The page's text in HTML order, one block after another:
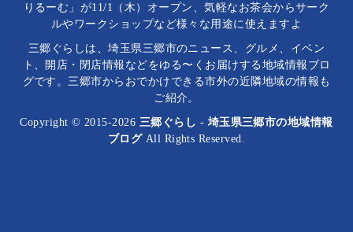
りるーむ」が11/1（木）オープン、気軽なお茶会からサーク
ルやワークショップなど様々な用途に使えますよ
三郷ぐらしは、埼玉県三郷市のニュース、グルメ、イベン
ト、開店・閉店情報などをゆる〜くお届けする地域情報ブロ
グです。三郷市からおでかけできる市外の近隣地域の情報も
ご紹介。
Copyright © 2015-2026 三郷ぐらし - 埼玉県三郷市の地域情報
ブログAll Rights Reserved.